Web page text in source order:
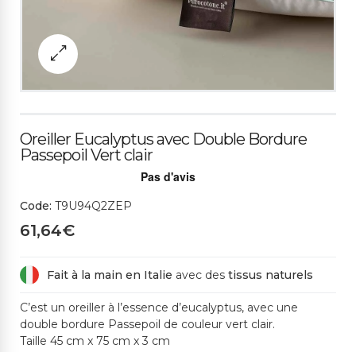
Oreiller Eucalyptus avec Double Bordure
Passepoil Vert clair
Code: T9U94Q2ZEP
61,64€
Fait à la main en Italie avec des tissus naturels
C’est un oreiller à l’essence d’eucalyptus, avec une
double bordure Passepoil de couleur vert clair.
Taille 45 cm x 75 cm x 3 cm